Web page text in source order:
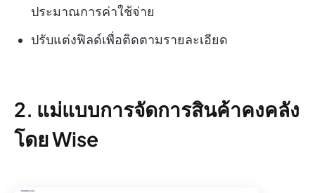
ประมาณการค่าใช้จ่าย
ปรับแต่งฟิลด์เพื่อติดตามรายละเอียด
2. แม่แบบการจัดการสินค้าคงคลัง
โดย Wise